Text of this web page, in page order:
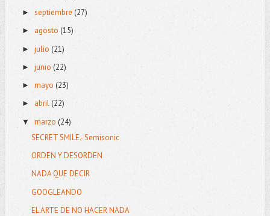
► septiembre (27)
► agosto (15)
► julio (21)
► junio (22)
► mayo (23)
► abril(22)
▼ marzo (24)
SECRET SMILE.- Semisonic
ORDEN Y DESORDEN
NADA QUE DECIR
GOOGLEANDO
EL ARTE DE NO HACER NADA